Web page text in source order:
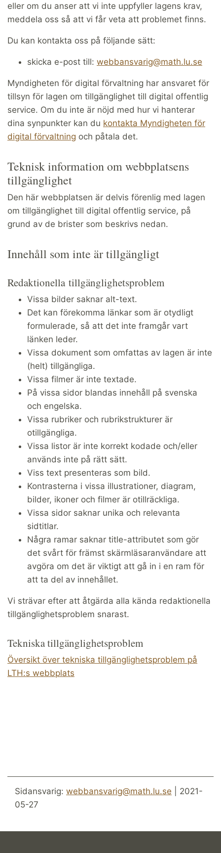
eller om du anser att vi inte uppfyller lagens krav,
meddela oss så att vi får veta att problemet finns.
Du kan kontakta oss på följande sätt:
skicka e-post till: webbansvarig@math.lu.se
Myndigheten för digital förvaltning har ansvaret för
tillsyn för lagen om tillgänglighet till digital offentlig
service. Om du inte är nöjd med hur vi hanterar
dina synpunkter kan du kontakta Myndigheten för
digital förvaltning och påtala det.
Teknisk information om webbplatsens
tillgänglighet
Den här webbplatsen är delvis förenlig med lagen
om tillgänglighet till digital offentlig service, på
grund av de brister som beskrivs nedan.
Innehåll som inte är tillgängligt
Redaktionella tillgänglighetsproblem
Vissa bilder saknar alt-text.
Det kan förekomma länkar som är otydligt
formulerade, så att det inte framgår vart
länken leder.
Vissa dokument som omfattas av lagen är inte
(helt) tillgängliga.
Vissa filmer är inte textade.
På vissa sidor blandas innehåll på svenska
och engelska.
Vissa rubriker och rubrikstrukturer är
otillgängliga.
Vissa listor är inte korrekt kodade och/eller
används inte på rätt sätt.
Viss text presenteras som bild.
Kontrasterna i vissa illustrationer, diagram,
bilder, ikoner och filmer är otillräckliga.
Vissa sidor saknar unika och relevanta
sidtitlar.
Några ramar saknar title-attributet som gör
det svårt för främst skärmläsaranvändare att
avgöra om det är viktigt att gå in i en ram för
att ta del av innehållet.
Vi strävar efter att åtgärda alla kända redaktionella
tillgänglighetsproblem snarast.
Tekniska tillgänglighetsproblem
Översikt över tekniska tillgänglighetsproblem på
LTH:s webbplats
Sidansvarig: webbansvarig@math.lu.se | 2021-
05-27